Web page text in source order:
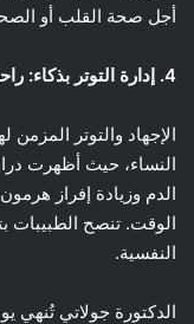
أجل صحة القلب أو
4. إدارة التوتر بذكاء: راحة العقل تُريح القلب
الإجهاد والتوتر
النساء، حيث أظهرت
الدم وزيادة إفراز
الوقت. تنصح الطبيبات
النفسية.
الدكتورة جولاتي تُنهي